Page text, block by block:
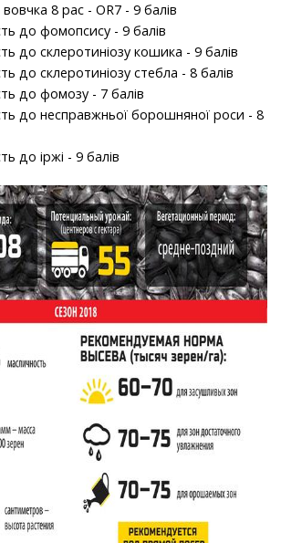
вовчка 8 рас - OR7 - 9 балів
до фомопсису - 9 балів
до склеротиніозу кошика - 9 балів
до склеротиніозу стебла - 8 балів
до фомозу - 7 балів
до несправжньої борошняної роси - 8
до іржі - 9 балів